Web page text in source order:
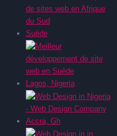
Suède
Lagos, Nigeria
Accra, Gh